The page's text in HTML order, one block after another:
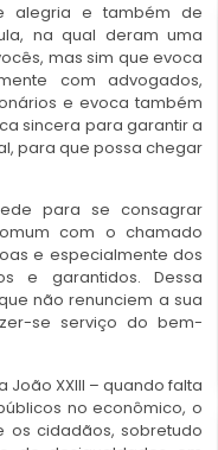
alegria e também de
na qual deram uma
mas sim que evoca
com advogados,
e evoca também
sincera para garantir a
para que possa chegar
para se consagrar
com o chamado
e especialmente dos
e garantidos. Dessa
não renunciem a sua
se serviço do bem-
João XXIII – quando falta
no econômico, o
os cidadãos, sobretudo